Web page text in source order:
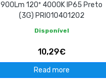
900Lm 120º 4000K IP65 Preto
(3G) PRI010401202
Disponível
10,29€
Read more